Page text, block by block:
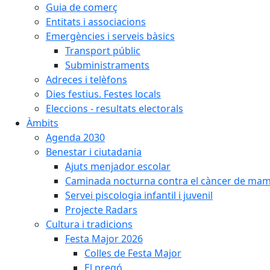
Guia de comerç
Entitats i associacions
Emergències i serveis bàsics
Transport públic
Subministraments
Adreces i telèfons
Dies festius. Festes locals
Eleccions - resultats electorals
Àmbits
Agenda 2030
Benestar i ciutadania
Ajuts menjador escolar
Caminada nocturna contra el càncer de
Servei piscologia infantil i juvenil
Projecte Radars
Cultura i tradicions
Festa Major 2026
Colles de Festa Major